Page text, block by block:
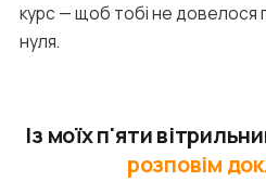
курс — щоб тобі не довелося
нуля.
Із моїх п'яти
розповім